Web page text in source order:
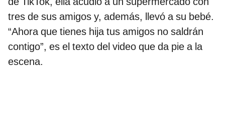
tres de sus amigos y, además, llevó a su bebé.
“Ahora que tienes hija tus amigos no saldrán
contigo”, es el texto del video que da pie a la
escena.